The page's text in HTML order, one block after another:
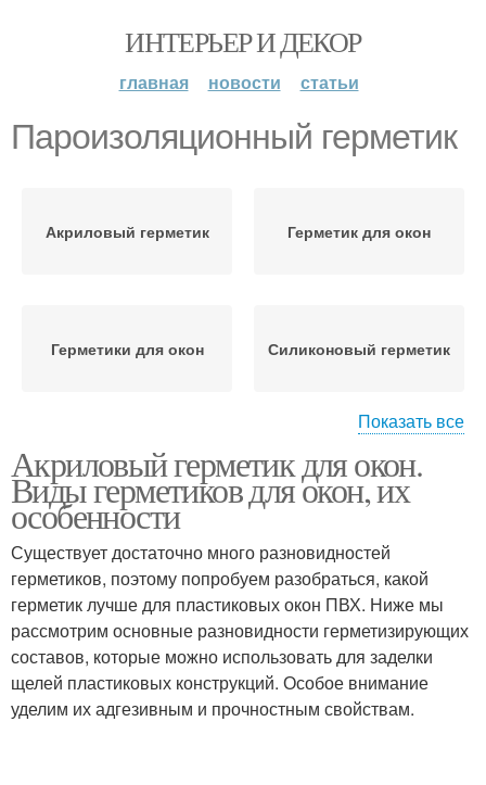
ИНТЕРЬЕР И ДЕКОР
главная новости статьи
Пароизоляционный герметик
Акриловый герметик Герметик для окон
Герметики для окон Силиконовый герметик
Паропроницаемый
герметик
пластиковых окон
Силиконовые
герметики
Показать все
Акриловый герметик для окон.
Виды герметиков для окон, их
особенности
Существует достаточно много разновидностей
герметиков, поэтому попробуем разобраться, какой
герметик лучше для пластиковых окон ПВХ. Ниже мы
рассмотрим основные разновидности герметизирующих
составов, которые можно использовать для заделки
щелей пластиковых конструкций. Особое внимание
уделим их адгезивным и прочностным свойствам.